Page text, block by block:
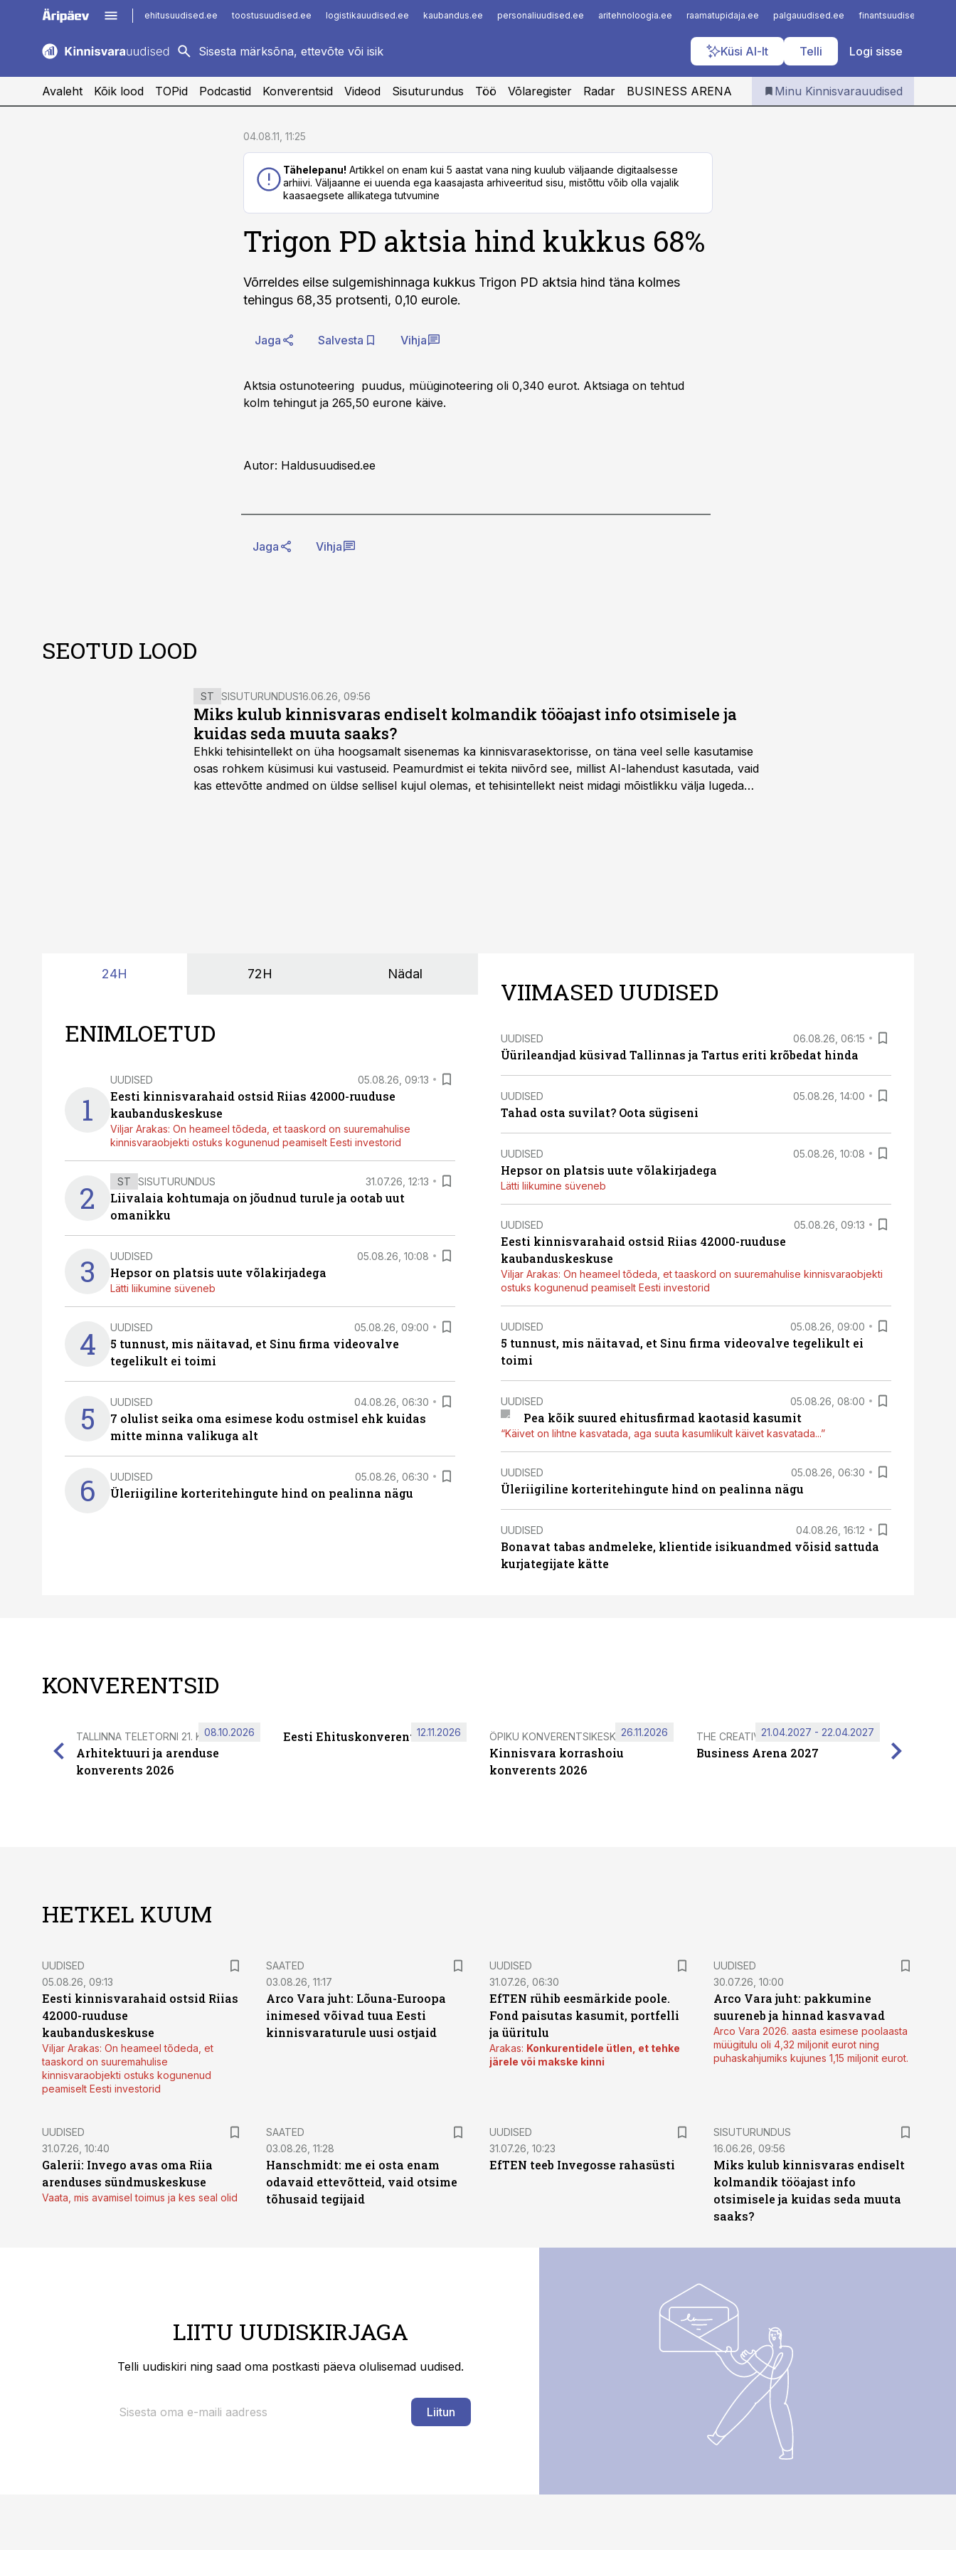
ehitusuudised.ee toostusuudised.ee logistikauudised.ee kaubandus.ee personaliuudised.ee aritehnoloogia.ee raamatupidaja.ee palgauudised.ee finantsuudised.ee
Küsi AI-lt Telli Logi sisse
kaubandus.ee
logistikauudised.ee
imelineajalugu.ee
Infopank
Iseteenindus
Telli Kinnisvarauudised
Avaleht Kõik lood TOPid Podcastid Konverentsid Videod Sisuturundus Töö Võlaregister Radar BUSINESS ARENA Minu Kinnisvarauudised
04.08.11, 11:25
Tähelepanu! Artikkel on enam kui 5 aastat vana ning kuulub väljaande digitaalsesse
arhiivi. Väljaanne ei uuenda ega kaasajasta arhiveeritud sisu, mistõttu võib olla vajalik
kaasaegsete allikatega tutvumine
Trigon PD aktsia hind kukkus 68%
Võrreldes eilse sulgemishinnaga kukkus Trigon PD aktsia hind täna kolmes
tehingus 68,35 protsenti, 0,10 eurole.
Jaga Salvesta Vihja
Aktsia ostunoteering puudus, müüginoteering oli 0,340 eurot. Aktsiaga on tehtud
kolm tehingut ja 265,50 eurone käive.
Autor: Haldusuudised.ee
Jaga Vihja
SEOTUD LOOD
ST SISUTURUNDUS16.06.26, 09:56
Miks kulub kinnisvaras endiselt kolmandik tööajast info otsimisele ja
kuidas seda muuta saaks?
Ehkki tehisintellekt on üha hoogsamalt sisenemas ka kinnisvarasektorisse, on täna veel selle kasutamise
osas rohkem küsimusi kui vastuseid. Peamurdmist ei tekita niivõrd see, millist AI-lahendust kasutada, vaid
kas ettevõtte andmed on üldse sellisel kujul olemas, et tehisintellekt neist midagi mõistlikku välja lugeda
24H 72H Nädal
ENIMLOETUD
1
UUDISED 05.08.26, 09:13
Eesti kinnisvarahaid ostsid Riias 42000-ruuduse
kaubanduskeskuse
Viljar Arakas: On heameel tõdeda, et taaskord on suuremahulise
kinnisvaraobjekti ostuks kogunenud peamiselt Eesti investorid
2 ST SISUTURUNDUS 31.07.26, 12:13
Liivalaia kohtumaja on jõudnud turule ja ootab uut
omanikku
3 UUDISED 05.08.26, 10:08
Hepsor on platsis uute võlakirjadega
Lätti liikumine süveneb
4 UUDISED 05.08.26, 09:00
5 tunnust, mis näitavad, et Sinu firma videovalve
tegelikult ei toimi
5 UUDISED 04.08.26, 06:30
7 olulist seika oma esimese kodu ostmisel ehk kuidas
mitte minna valikuga alt
6 UUDISED 05.08.26, 06:30
Üleriigiline korteritehingute hind on pealinna nägu
VIIMASED UUDISED
UUDISED 06.08.26, 06:15
Üürileandjad küsivad Tallinnas ja Tartus eriti krõbedat hinda
UUDISED 05.08.26, 14:00
Tahad osta suvilat? Oota sügiseni
UUDISED 05.08.26, 10:08
Hepsor on platsis uute võlakirjadega
Lätti liikumine süveneb
UUDISED 05.08.26, 09:13
Eesti kinnisvarahaid ostsid Riias 42000-ruuduse
kaubanduskeskuse
Viljar Arakas: On heameel tõdeda, et taaskord on suuremahulise kinnisvaraobjekti
ostuks kogunenud peamiselt Eesti investorid
UUDISED 05.08.26, 09:00
5 tunnust, mis näitavad, et Sinu firma videovalve tegelikult ei
toimi
UUDISED 05.08.26, 08:00
Pea kõik suured ehitusfirmad kaotasid kasumit
“Käivet on lihtne kasvatada, aga suuta kasumlikult käivet kasvatada...”
UUDISED 05.08.26, 06:30
Üleriigiline korteritehingute hind on pealinna nägu
UUDISED 04.08.26, 16:12
Bonavat tabas andmeleke, klientide isikuandmed võisid sattuda
kurjategijate kätte
KONVERENTSID
TALLINNA TELETORNI 21. KORRUSEL
Arhitektuuri ja arenduse
konverents 2026
08.10.2026 Eesti Ehituskonverents 2026
12.11.2026 ÖPIKU KONVERENTSIKESKUS
Kinnisvara korrashoiu
konverents 2026
26.11.2026 THE CREATIVE HUB
Business Arena 2027
21.04.2027 - 22.04.2027
HETKEL KUUM
UUDISED
05.08.26, 09:13
Eesti kinnisvarahaid ostsid Riias
42000-ruuduse
kaubanduskeskuse
Viljar Arakas: On heameel tõdeda, et
taaskord on suuremahulise
kinnisvaraobjekti ostuks kogunenud
peamiselt Eesti investorid
SAATED
03.08.26, 11:17
Arco Vara juht: Lõuna-Euroopa
inimesed võivad tuua Eesti
kinnisvaraturule uusi ostjaid
UUDISED
31.07.26, 06:30
EfTEN rühib eesmärkide poole.
Fond paisutas kasumit, portfelli
ja üüritulu
Arakas: Konkurentidele ütlen, et tehke
järele või makske kinni
UUDISED
30.07.26, 10:00
Arco Vara juht: pakkumine
suureneb ja hinnad kasvavad
Arco Vara 2026. aasta esimese poolaasta
müügitulu oli 4,32 miljonit eurot ning
puhaskahjumiks kujunes 1,15 miljonit eurot.
UUDISED
31.07.26, 10:40
Galerii: Invego avas oma Riia
arenduses sündmuskeskuse
Vaata, mis avamisel toimus ja kes seal olid
SAATED
03.08.26, 11:28
Hanschmidt: me ei osta enam
odavaid ettevõtteid, vaid otsime
tõhusaid tegijaid
UUDISED
31.07.26, 10:23
EfTEN teeb Invegosse rahasüsti
ST
SISUTURUNDUS
16.06.26, 09:56
Miks kulub kinnisvaras endiselt
kolmandik tööajast info
otsimisele ja kuidas seda muuta
saaks?
LIITU UUDISKIRJAGA
Telli uudiskiri ning saad oma postkasti päeva olulisemad uudised.
Liitun